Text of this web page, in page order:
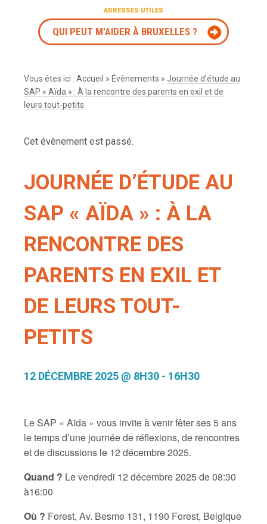
ADRESSES UTILES
QUI PEUT M'AIDER À BRUXELLES ?
Vous êtes ici :Accueil » Évènements » Journée d’étude au
SAP « Aïda » : À la rencontre des parents en exil et de
leurs tout-petits
Cet évènement est passé.
JOURNÉE D’ÉTUDE AU
SAP « AÏDA » : À LA
RENCONTRE DES
PARENTS EN EXIL ET
DE LEURS TOUT-
PETITS
12 DÉCEMBRE 2025 @ 8H30 - 16H30
Le SAP « Aïda » vous invite à venir fêter ses 5 ans
le temps d’une journée de réflexions, de rencontres
et de discussions le 12 décembre 2025.
Quand ? Le vendredi 12 décembre 2025 de 08:30
à16:00
Où ? Forest, Av. Besme 131, 1190 Forest, Belgique